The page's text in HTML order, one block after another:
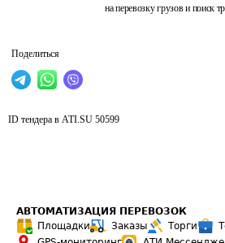
на перевозку грузов и поиск
Поделиться
ID тендера в ATI.SU 50599
АВТОМАТИЗАЦИЯ ПЕРЕВОЗОК
Площадки
Заказы Торги